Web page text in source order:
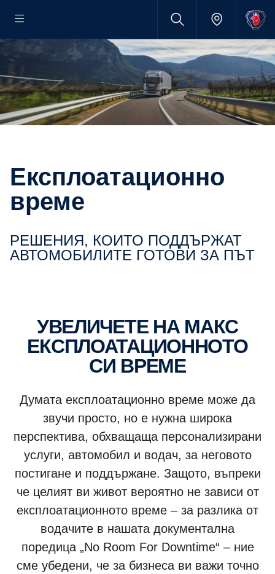
Експлоатационно
време
РЕШЕНИЯ, КОИТО ПОДДЪРЖАТ
АВТОМОБИЛИТЕ ГОТОВИ ЗА ПЪТ
УВЕЛИЧЕТЕ НА МАКС
ЕКСПЛОАТАЦИОННОТО
СИ ВРЕМЕ
Думата експлоатационно време може да
звучи просто, но е нужна широка
перспектива, обхващаща персонализирани
услуги, автомобил и водач, за неговото
постигане и поддържане. Защото, въпреки
че целият ви живот вероятно не зависи от
експлоатационното време – за разлика от
водачите в нашата документална
поредица „No Room For Downtime“ – ние
сме убедени, че за бизнеса ви важи точно